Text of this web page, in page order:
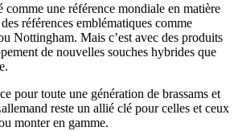
comme une référence mondiale en matière
références emblématiques comme
Nottingham. Mais c’est avec des produits
de nouvelles souches hybrides que
pour toute une génération de brassams et
reste un allié clé pour celles et ceux
monter en gamme.